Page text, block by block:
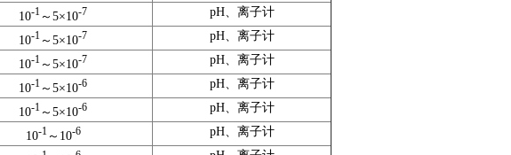
10-1 ～ 5×10-7
pH、离子计
10-1 ～ 5×10-7
pH、离子计
10-1 ～ 5×10-7
pH、离子计
10-1 ～ 5×10-6
pH、离子计
10-1 ～ 5×10-6
pH、离子计
10-1～ 10-6
pH、离子计